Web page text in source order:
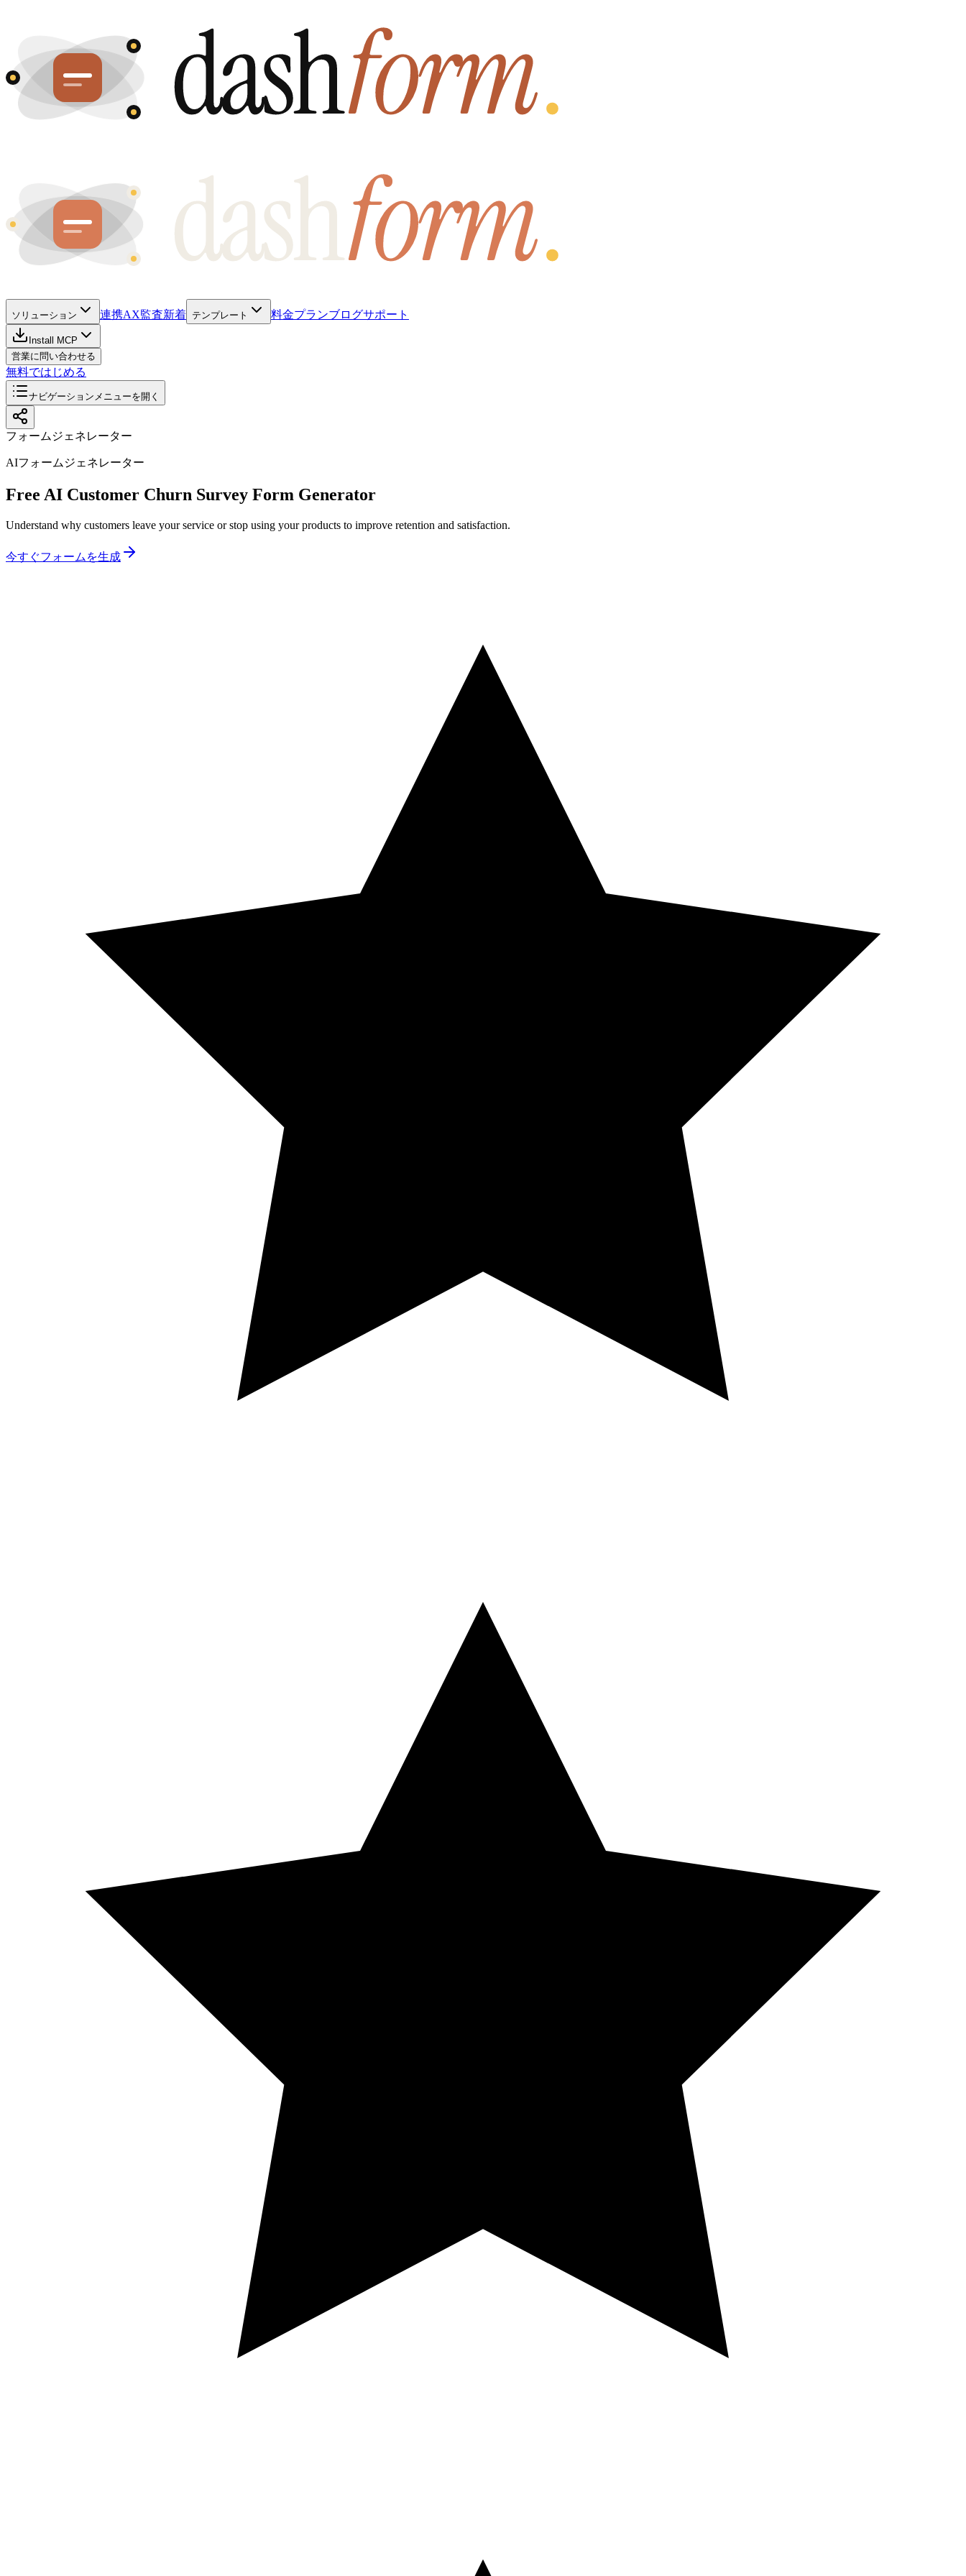
ソリューション 連携AX監査新着 テンプレート 料金プランブログサポート
Install MCP
営業に問い合わせる
無料ではじめる
ナビゲーションメニューを開く
フォームジェネレーター
AIフォームジェネレーター
Free AI Customer Churn Survey Form Generator
Understand why customers leave your service or stop using your products to improve retention and satisfaction.
今すぐフォームを生成